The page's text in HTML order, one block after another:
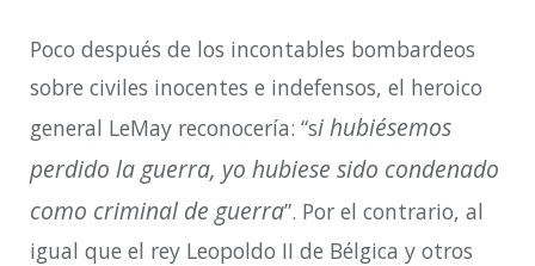
Poco después de los incontables bombardeos
sobre civiles inocentes e indefensos, el heroico
general LeMay reconocería: “si hubiésemos
perdido la guerra, yo hubiese sido condenado
como criminal de guerra”. Por el contrario, al
igual que el rey Leopoldo II de Bélgica y otros